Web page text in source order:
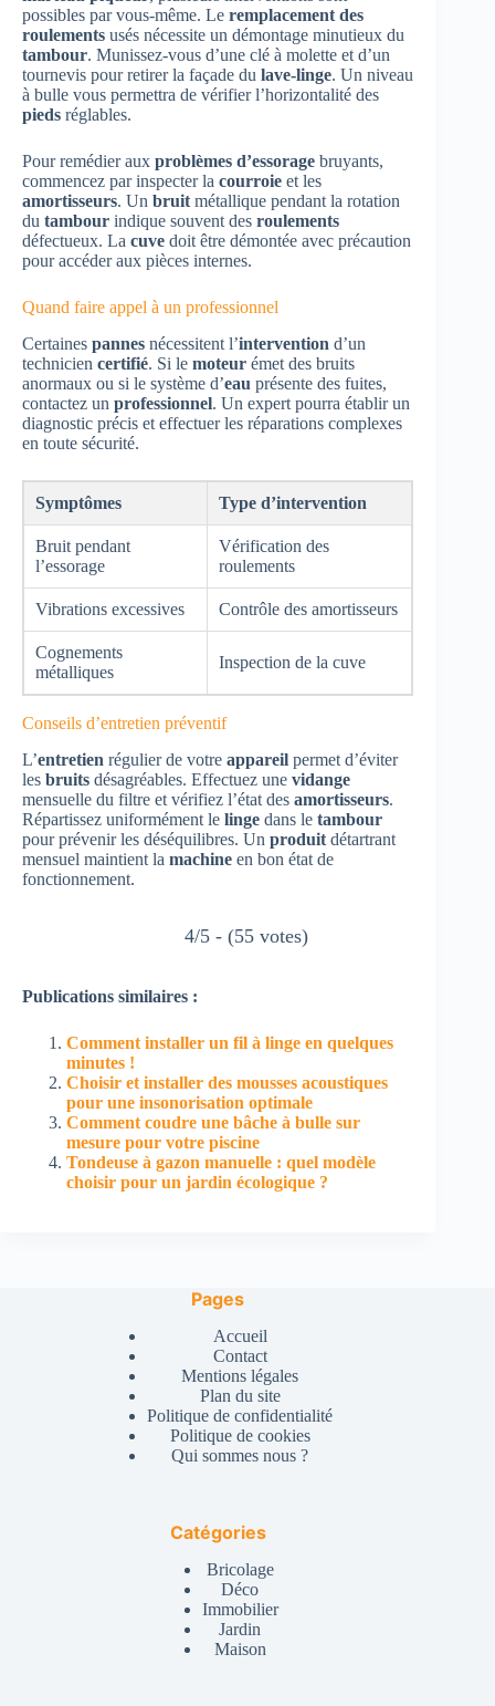
possibles par vous-même. Le remplacement des
roulements usés nécessite un démontage minutieux du
tambour. Munissez-vous d’une clé à molette et d’un
tournevis pour retirer la façade du lave-linge. Un niveau
à bulle vous permettra de vérifier l’horizontalité des
pieds réglables.
Pour remédier aux problèmes d’essorage bruyants,
commencez par inspecter la courroie et les
amortisseurs. Un bruit métallique pendant la rotation
du tambour indique souvent des roulements
défectueux. La cuve doit être démontée avec précaution
pour accéder aux pièces internes.
Quand faire appel à un professionnel
Certaines pannes nécessitent l’intervention d’un
technicien certifié. Si le moteur émet des bruits
anormaux ou si le système d’eau présente des fuites,
contactez un professionnel. Un expert pourra établir un
diagnostic précis et effectuer les réparations complexes
en toute sécurité.
Symptômes Type d’intervention
Bruit pendant
l’essorage
Vérification des
roulements
Vibrations excessives Contrôle des amortisseurs
Cognements
métalliques
Inspection de la cuve
Conseils d’entretien préventif
L’entretien régulier de votre appareil permet d’éviter
les bruits désagréables. Effectuez une vidange
mensuelle du filtre et vérifiez l’état des amortisseurs.
Répartissez uniformément le linge dans le tambour
pour prévenir les déséquilibres. Un produit détartrant
mensuel maintient la machine en bon état de
fonctionnement.
4/5 - (55 votes)
Publications similaires :
Comment installer un fil à linge en quelques
minutes !
Choisir et installer des mousses acoustiques
pour une insonorisation optimale
Comment coudre une bâche à bulle sur
mesure pour votre piscine
Tondeuse à gazon manuelle : quel modèle
choisir pour un jardin écologique ?
Pages
Accueil
Contact
Mentions légales
Plan du site
Politique de confidentialité
Politique de cookies
Qui sommes nous ?
Catégories
Bricolage
Déco
Immobilier
Jardin
Maison